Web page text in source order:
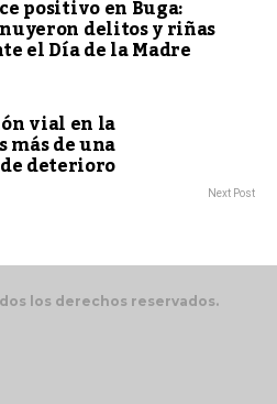
positivo en Buga:
delitos y riñas
el Día de la Madre
vial en la
más de una
deterioro
Next Post
los derechos reservados.